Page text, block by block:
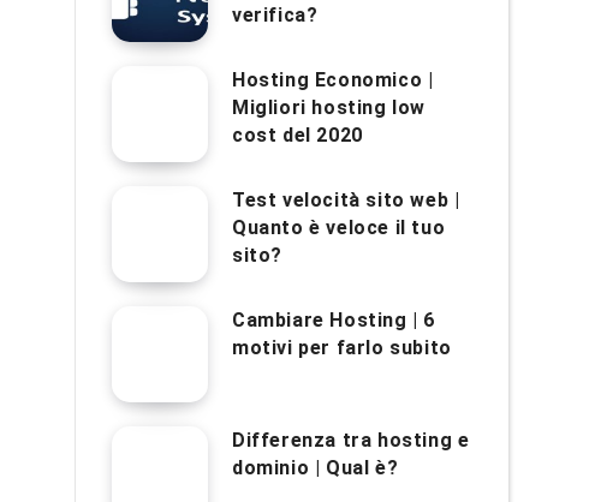
verifica?
Hosting Economico |
Migliori hosting low
cost del 2020
Test velocità sito web |
Quanto è veloce il tuo
sito?
Cambiare Hosting | 6
motivi per farlo subito
Differenza tra hosting e
dominio | Qual è?